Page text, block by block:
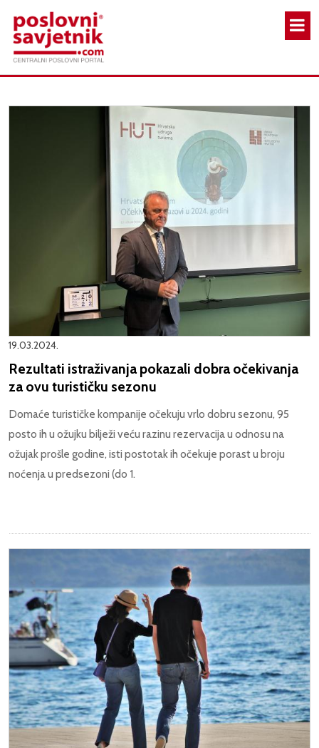
19.03.2024.
Rezultati istraživanja pokazali dobra očekivanja
za ovu turističku sezonu
Domaće turističke kompanije očekuju vrlo dobru sezonu, 95
posto ih u ožujku bilježi veću razinu rezervacija u odnosu na
ožujak prošle godine, isti postotak ih očekuje porast u broju
noćenja u predsezoni (do 1.